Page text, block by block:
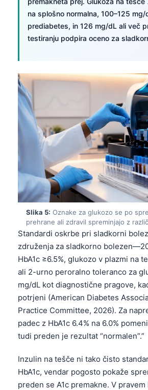
na splošno normalna, 100–125 mg/
prediabetes, in 126 mg/dL ali več
testiranju podpira oceno za
Slika 5: Oznake za glukozo se po
prehrane ali zdravil spreminjajo z
Standardi oskrbe pri sladkorni
združenja za sladkorno
HbA1c ≥6.5%, glukozo v plazmi na
ali 2-urno peroralno toleranco za
mg/dL kot diagnostične pragove,
potrjeni (American Diabetes
Practice Committee, 2026). Za
padec z HbA1c 6.4% na 6.0%
tudi preden je rezultat “normalen”.”
Inzulin na tešče ni tako čisto
HbA1c, vendar pogosto pokaže
preden se A1c premakne. V